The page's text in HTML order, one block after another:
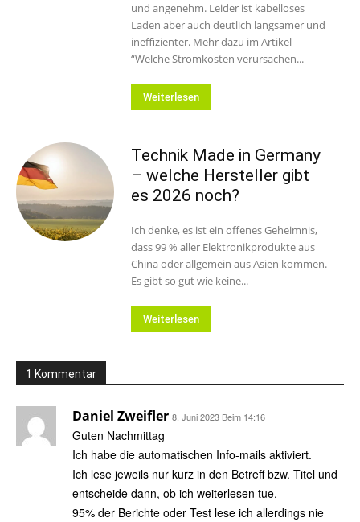
und angenehm. Leider ist kabelloses
Laden aber auch deutlich langsamer und
ineffizienter. Mehr dazu im Artikel
“Welche Stromkosten verursachen...
Weiterlesen
Technik Made in Germany
– welche Hersteller gibt
es 2026 noch?
Ich denke, es ist ein offenes Geheimnis,
dass 99 % aller Elektronikprodukte aus
China oder allgemein aus Asien kommen.
Es gibt so gut wie keine...
Weiterlesen
1 Kommentar
Daniel Zweifler 8. Juni 2023 Beim 14:16
Guten Nachmittag
Ich habe die automatischen Info-mails aktiviert.
Ich lese jeweils nur kurz in den Betreff bzw. Titel und
entscheide dann, ob ich weiterlesen tue.
95% der Berichte oder Test lese ich allerdings nie